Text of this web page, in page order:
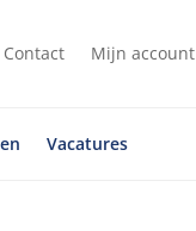
Contact Mijn account
Vacatures